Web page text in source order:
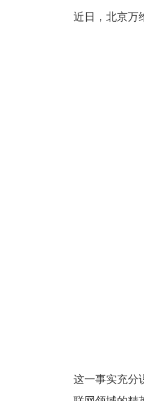
近日，北京万
这一事实充分